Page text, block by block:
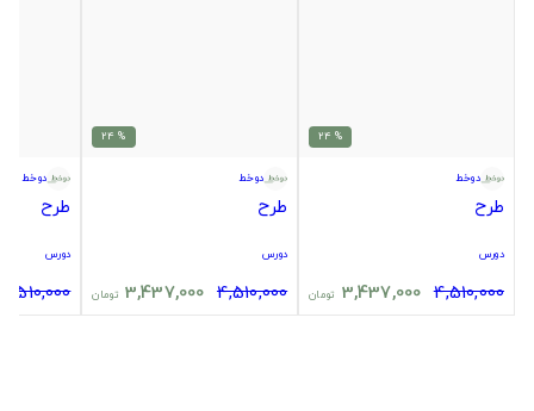
% 24
دوخط
طرح
دورس
4,510,000
3,437,000 تومان
% 24
دوخط
طرح
دورس
4,510,000
3,437,000 تومان
دوخط
طرح
دورس
4,510,000